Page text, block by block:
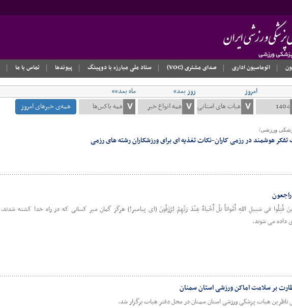
اتوماسیون اداری صدای مشتری (VOC) ستاد ملی مبارزه با دوپینگ پیوندها تماس با ما
امروز روز بعد»
ماه بعد»»
همه‌ی خبرهای امروز
ورزشی/
هوشمند در رزمی کاران-نکات تغذیه ای برای ورزشکاران رشته های رزمی
راجعون
قُتِلُوا فی سَبیلِ اللهِ أَمْواتاً بَلْ أَحْیاءٌ عِنْدَ رَبِّهِمْ یُرْزَقُونَ (ای پیامبر!) هرگز گمان مبر کسانی که در راه خدا کشته شدند،
داده می شوند.
بر سلامت اماکن ورزشی استان سمنان
هیات پزشکی ورزشی استان سمنان در محل دفتر هیات برگزار شد.